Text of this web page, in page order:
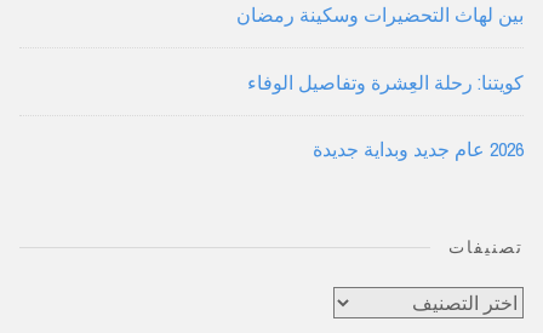
بين لهاث التحضيرات وسكينة رمضان
كويتنا: رحلة العِشرة وتفاصيل الوفاء
2026 عام جديد وبداية جديدة
تصنيفات
تصنيفات